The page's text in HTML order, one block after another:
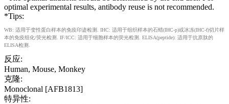
optimal experimental results, antibody reuse is not recommended.
*Tips:
WB: 适用于变性蛋白样本的免疫印迹检测. IHC: 适用于组织样本的石蜡(IHC-p)或冰冻(IHC-f)切片样
本的免疫组化/荧光检测. IF/ICC: 适用于细胞样本的荧光检测. ELISA(peptide): 适用于抗原肽的
ELISA检测.
反应:
Human, Mouse, Monkey
克隆:
Monoclonal [AFB1813]
特异性: